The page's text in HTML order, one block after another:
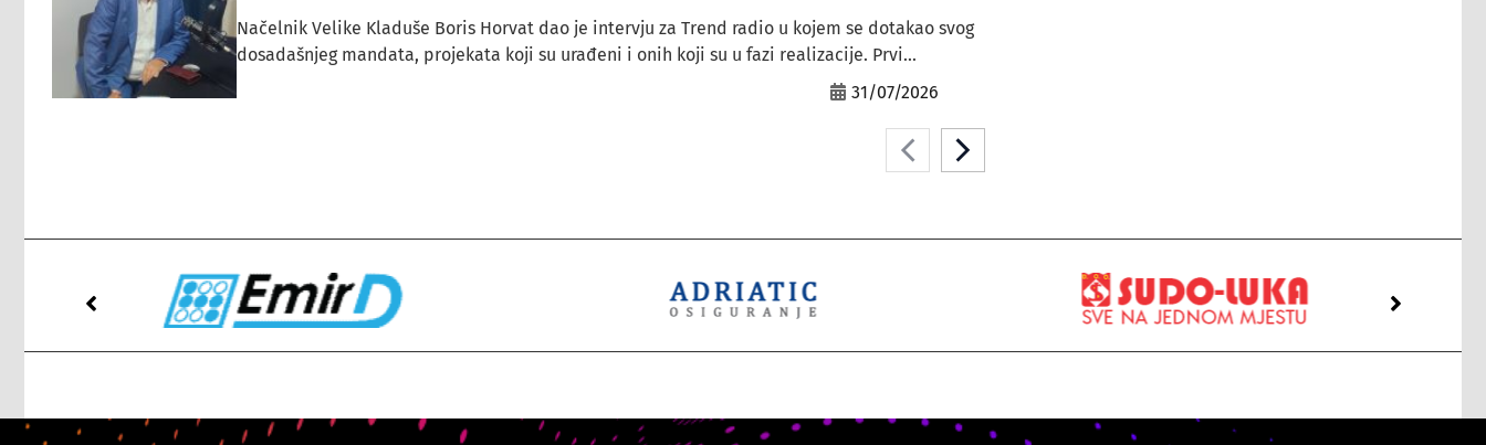
Načelnik Velike Kladuše Boris Horvat dao je intervju za Trend radio u kojem se dotakao svog
dosadašnjeg mandata, projekata koji su urađeni i onih koji su u fazi realizacije. Prvi...
31/07/2026